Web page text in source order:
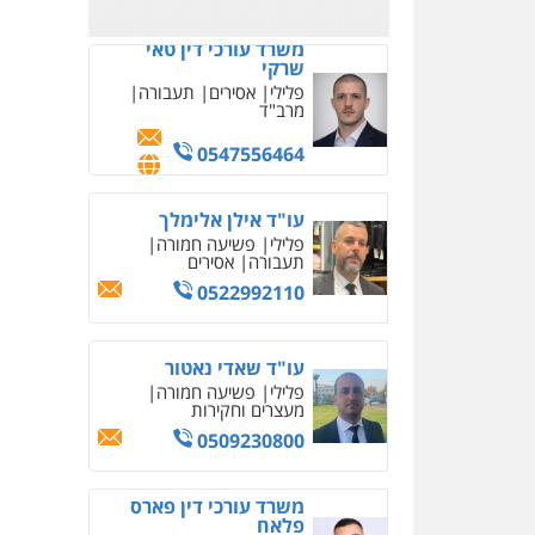
משרד עורכי דין טאי
שרקי
פלילי אסירים תעבורה
מרב"ד
0547556464
עו"ד אילן אלימלך
פלילי פשיעה חמורה
תעבורה אסירים
0522992110
עו"ד שאדי נאטור
פלילי פשיעה חמורה
מעצרים וחקירות
0509230800
משרד עורכי דין פארס
פלאח